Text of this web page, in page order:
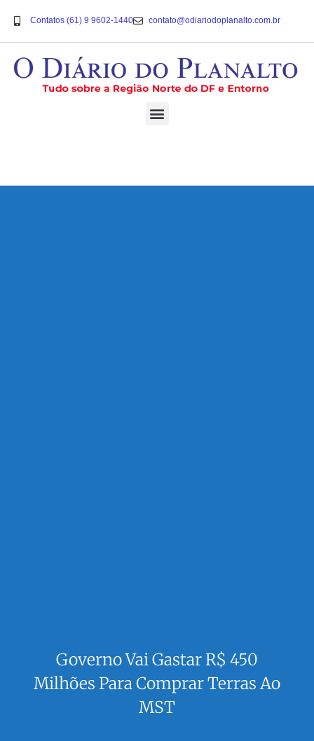
Contatos (61) 9 9602-1440 contato@odiariodoplanalto.com.br
Governo Vai Gastar R$ 450
Milhões Para Comprar Terras Ao
MST